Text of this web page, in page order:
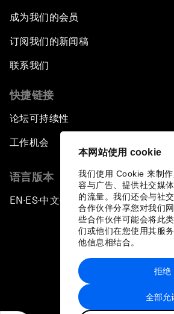
本网站使用 cookie
我们使用 Cookie 来制
容与广告、提供社交媒
的流量。我们还会与社
合作伙伴分享您对我们
些合作伙伴可能会将此
们或他们在您使用其服
他信息相结合。
全部允
拒绝
成为我们的会员
订阅我们的新闻稿
联系我们
快捷链接
论坛可持续性
工作机会
语言版本
EN ▪ES▪中文▪ 日本語
站点地图